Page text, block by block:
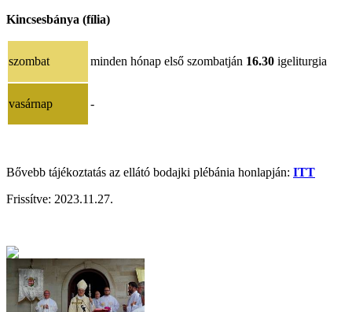
Kincsesbánya (fília)
szombat minden hónap első szombatján 16.30 igeliturgia
vasárnap -
Bővebb tájékoztatás az ellátó bodajki plébánia honlapján: ITT
Frissítve: 2023.11.27.